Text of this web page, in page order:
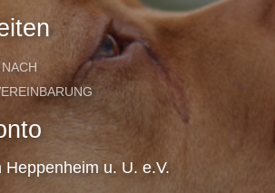
u. U. e.V.